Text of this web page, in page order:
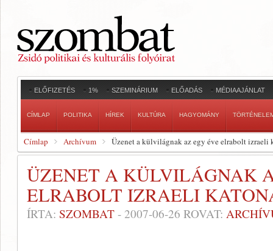
ELŐFIZETÉS 1% SZEMINÁRIUM ELŐADÁS MÉDIAAJÁNLAT
CÍMLAP POLITIKA HÍREK KULTÚRA HAGYOMÁNY
Címlap Archívum Üzenet a külvilágnak az egy éve elrabolt izraeli
ÜZENET A KÜLVILÁGNAK
ELRABOLT IZRAELI
ÍRTA: SZOMBAT - 2007-06-26 ROVAT: